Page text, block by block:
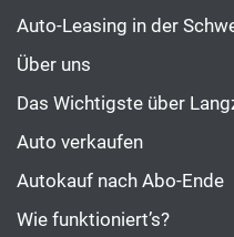
Auto-Leasing in der
Über uns
Das Wichtigste über
Auto verkaufen
Autokauf nach Abo-Ende
Wie funktioniert’s?